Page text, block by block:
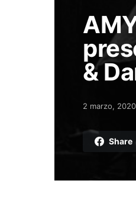
&
Posted on
2 marzo, 2020
Share